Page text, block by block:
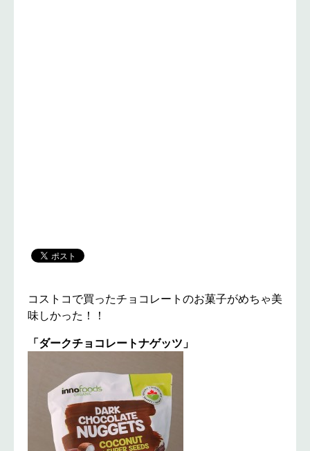
コストコで買ったチョコレートのお菓子がめちゃ美
味しかった！！
「ダークチョコレートナゲッツ」